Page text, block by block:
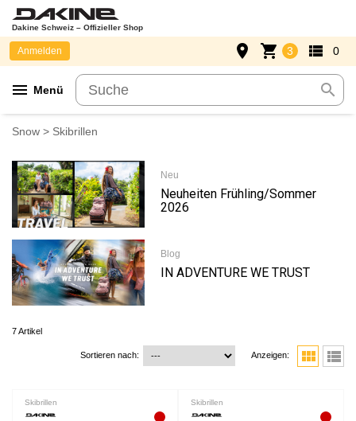
Dakine Schweiz – Offizieller Shop
menu Menü search
Anmelden place shopping_cart 3 view_list 0
Snow > Skibrillen
Neu
Neuheiten Frühling/Sommer
2026
Blog
IN ADVENTURE WE TRUST
7 Artikel
Sortieren nach: Anzeigen: view_module view_list
Skibrillen Skibrillen